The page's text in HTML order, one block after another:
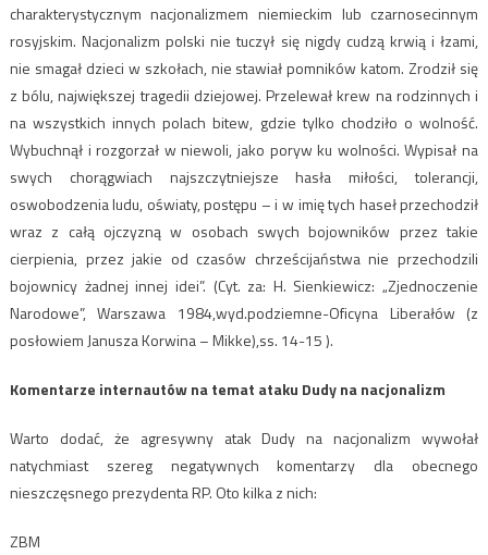
charakterystycznym nacjonalizmem niemieckim lub czarnosecinnym
rosyjskim. Nacjonalizm polski nie tuczył się nigdy cudzą krwią i łzami,
nie smagał dzieci w szkołach, nie stawiał pomników katom. Zrodził się
z bólu, największej tragedii dziejowej. Przelewał krew na rodzinnych i
na wszystkich innych polach bitew, gdzie tylko chodziło o wolność.
Wybuchnął i rozgorzał w niewoli, jako poryw ku wolności. Wypisał na
swych chorągwiach najszczytniejsze hasła miłości, tolerancji,
oswobodzenia ludu, oświaty, postępu – i w imię tych haseł przechodził
wraz z całą ojczyzną w osobach swych bojowników przez takie
cierpienia, przez jakie od czasów chrześcijaństwa nie przechodzili
bojownicy żadnej innej idei”. (Cyt. za: H. Sienkiewicz: „Zjednoczenie
Narodowe”, Warszawa 1984,wyd.podziemne-Oficyna Liberałów (z
posłowiem Janusza Korwina – Mikke),ss. 14-15 ).
Komentarze internautów na temat ataku Dudy na nacjonalizm
Warto dodać, że agresywny atak Dudy na nacjonalizm wywołał
natychmiast szereg negatywnych komentarzy dla obecnego
nieszczęsnego prezydenta RP. Oto kilka z nich:
ZBM